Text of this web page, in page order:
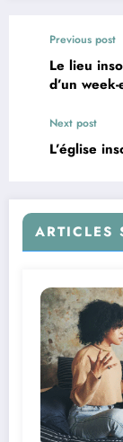
Previous post
Le lieu
d’un
Next post
L’église
ARTICLES